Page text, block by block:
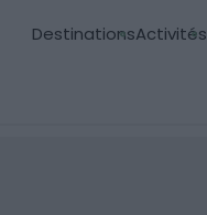
DestinationsActivités